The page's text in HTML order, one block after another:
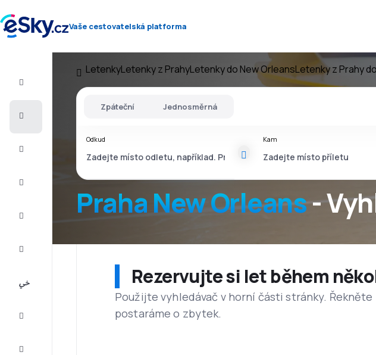
Vaše cestovatelská platforma
LetenkyLetenky z PrahyLetenky do New OrleansLetenky z Prahy
Praha New Orleans-
Zpáteční Jednosměrná
Odkud Kam
Rezervujte si let během
Použijte vyhledávač v horní části stránky.
postaráme o zbytek.